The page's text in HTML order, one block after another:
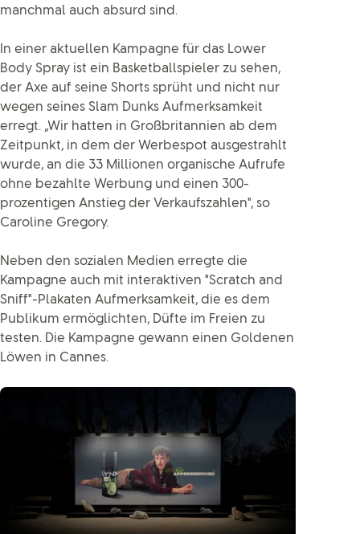
manchmal auch absurd sind.
In einer aktuellen Kampagne für das Lower
Body Spray ist ein Basketballspieler zu sehen,
der Axe auf seine Shorts sprüht und nicht nur
wegen seines Slam Dunks Aufmerksamkeit
erregt. „Wir hatten in Großbritannien ab dem
Zeitpunkt, in dem der Werbespot ausgestrahlt
wurde, an die 33 Millionen organische Aufrufe
ohne bezahlte Werbung und einen 300-
prozentigen Anstieg der Verkaufszahlen", so
Caroline Gregory.
Neben den sozialen Medien erregte die
Kampagne auch mit interaktiven "Scratch and
Sniff"-Plakaten Aufmerksamkeit, die es dem
Publikum ermöglichten, Düfte im Freien zu
testen. Die Kampagne gewann einen Goldenen
Löwen in Cannes.